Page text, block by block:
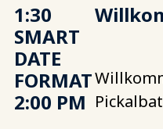
1:30
SMART
DATE
FORMAT
2:00 PM